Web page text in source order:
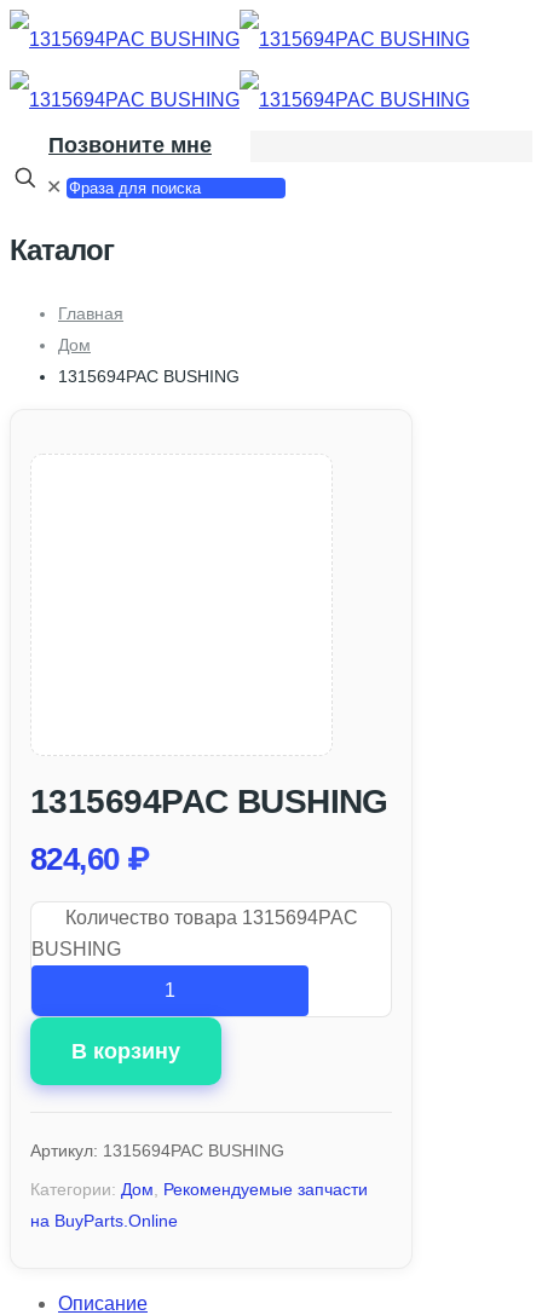
Позвоните мне
✕
Каталог
Главная
Дом
1315694PAC BUSHING
1315694PAC BUSHING
824,60 ₽
Количество товара 1315694PAC
BUSHING
В корзину
Артикул: 1315694PAC BUSHING
Категории: Дом
Рекомендуемые запчасти
на BuyParts.Online
Описание